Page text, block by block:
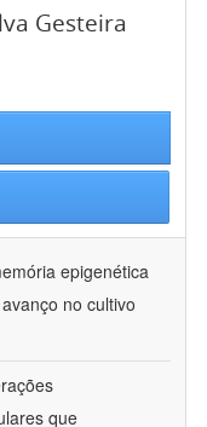
Gesteira
epigenética
no cultivo
que